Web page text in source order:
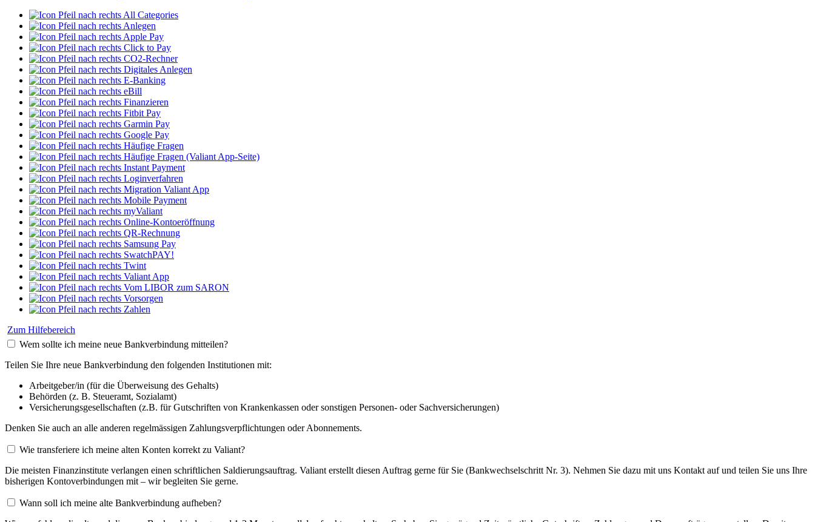
All Categories
Anlegen
Apple Pay
Click to Pay
CO2-Rechner
Digitales Anlegen
E-Banking
eBill
Finanzieren
Fitbit Pay
Garmin Pay
Google Pay
Häufige Fragen
Häufige Fragen (Valiant App-Seite)
Instant Payment
Loginverfahren
Migration Valiant App
Mobile Payment
myValiant
Online-Kontoeröffnung
QR-Rechnung
Samsung Pay
SwatchPAY!
Twint
Valiant App
Vom LIBOR zum SARON
Vorsorgen
Zahlen
Zum Hilfebereich
Wem sollte ich meine neue Bankverbindung mitteilen?
Teilen Sie Ihre neue Bankverbindung den folgenden Institutionen mit:
Arbeitgeber/in (für die Überweisung des Gehalts)
Behörden (z. B. Steueramt, Sozialamt)
Versicherungsgesellschaften (z.B. für Gutschriften von Krankenkassen oder sonstigen Personen- oder Sachversicherungen)
Denken Sie auch an alle anderen regelmässigen Zahlungsverpflichtungen oder Abonnements.
Wie transferiere ich meine alten Konten korrekt zu Valiant?
Die meisten Finanzinstitute verlangen einen schriftlichen Saldierungsauftrag. Valiant erstellt diesen Auftrag gerne für Sie (Bankwechselschritt Nr. 3). Nehmen Sie dazu mit uns Kontakt auf und teilen Sie uns Ihre
bisherigen Kontoverbindungen mit – wir begleiten Sie gerne.
Wann soll ich meine alte Bankverbindung aufheben?